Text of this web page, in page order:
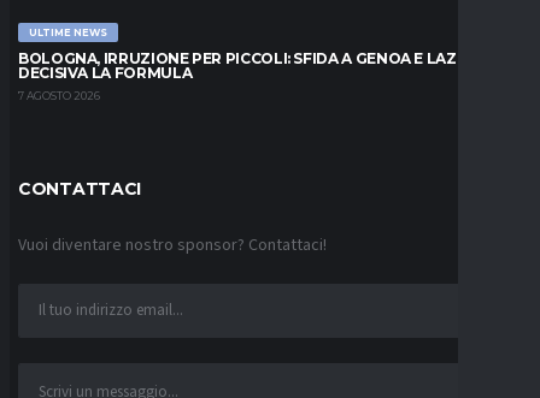
ULTIME NEWS
BOLOGNA, IRRUZIONE PER PICCOLI: SFIDA A GENOA E LAZIO,
DECISIVA LA FORMULA
7 AGOSTO 2026
CONTATTACI
Vuoi diventare nostro sponsor? Contattaci!